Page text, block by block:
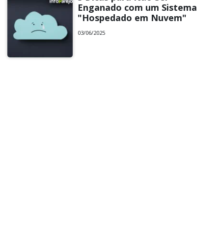
Enganado com um Sistema
"Hospedado em Nuvem"
03/06/2025